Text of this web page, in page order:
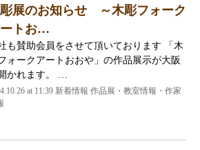
展のお知らせ ～木彫フォーク
トお…
も賛助会員をさせて頂いております 「木
ォークアートおおや」の作品展示が大阪
かれます。 …
at 11:39 新着情報 作品展・教室情報・作家